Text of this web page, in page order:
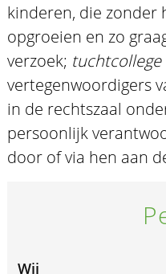
kinderen, die zonder
opgroeien en zo
verzoek;
vertegenwoordigers
in de rechtszaal
persoonlijk
door of via hen aan
Wij